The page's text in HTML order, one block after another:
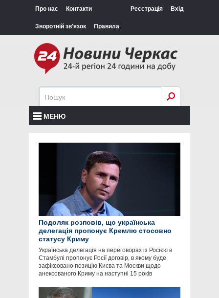
Про нас Контакти
Зворотній зв'язок Правила
Реєстрація Вхід
МЕНЮ
Подоляк розповів, що українська
делегація пропонує Кремлю стосовно
статусу Криму
Українська делегація на переговорах із Росією в
Стамбулі пропонує Росії договір, в якому буде
зафіксовано позицію Києва та Москви щодо
анексованого Криму на наступні 15 років